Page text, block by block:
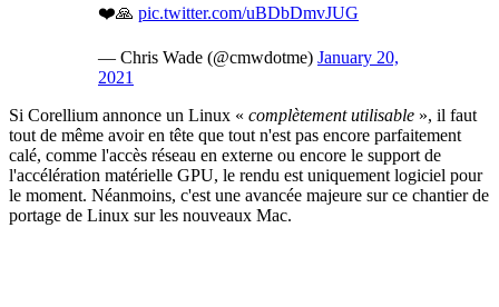
❤️🙏 pic.twitter.com/uBDbDmvJUG
— Chris Wade (@cmwdotme) January 20,
2021
Si Corellium annonce un Linux « complètement utilisable », il faut
tout de même avoir en tête que tout n'est pas encore parfaitement
calé, comme l'accès réseau en externe ou encore le support de
l'accélération matérielle GPU, le rendu est uniquement logiciel pour
le moment. Néanmoins, c'est une avancée majeure sur ce chantier de
portage de Linux sur les nouveaux Mac.